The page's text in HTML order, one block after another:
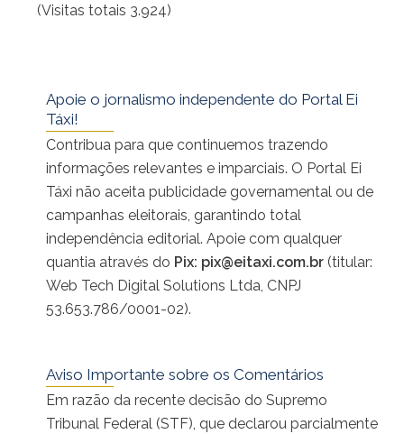
(Visitas totais 3.924)
Apoie o jornalismo independente do Portal Ei
Táxi!
Contribua para que continuemos trazendo
informações relevantes e imparciais. O Portal Ei
Táxi não aceita publicidade governamental ou de
campanhas eleitorais, garantindo total
independência editorial. Apoie com qualquer
quantia através do Pix: pix@eitaxi.com.br (titular:
Web Tech Digital Solutions Ltda, CNPJ
53.653.786/0001-02).
Aviso Importante sobre os Comentários
Em razão da recente decisão do Supremo
Tribunal Federal (STF), que declarou parcialmente